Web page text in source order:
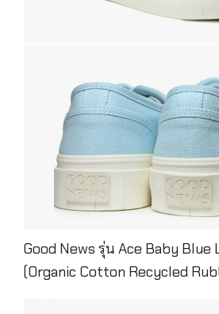
Good News รุ่น Ace Baby Blue
(Organic Cotton Recycled